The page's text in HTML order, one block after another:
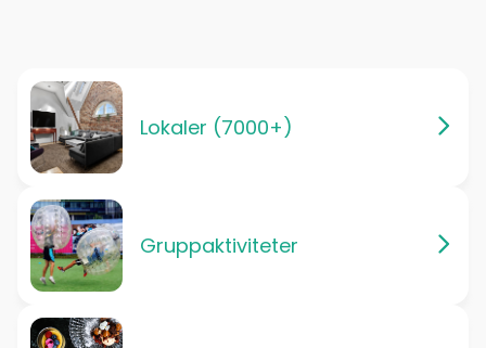
Lokaler (7000+)
Gruppaktiviteter